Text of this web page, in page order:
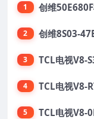
1 创维
2 创维8S03-
3
4
5